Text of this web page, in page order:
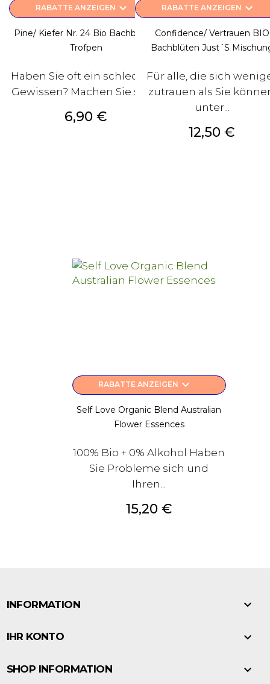
RABATTE ANZEIGEN keyboard_arrow_down
Pine/ Kiefer Nr. 24 Bio Bachblüten
Trofpen
Haben Sie oft ein schlechtes
Gewissen? Machen Sie sich...
Preis
6,90 €
RABATTE ANZEIGEN keyboard_arrow_down
Confidence/ Vertrauen BIO
Bachblüten Just´s
Für alle, die sich
zutrauen als Sie
unter...
Preis
12,50 €
RABATTE ANZEIGEN keyboard_arrow_down
Self Love Organic Blend Australian
Flower Essences
100% Bio + 0% Alkohol Haben
Sie Probleme sich und
Ihren...
Preis
15,20 €
INFORMATION 
IHR KONTO 
SHOP INFORMATION 